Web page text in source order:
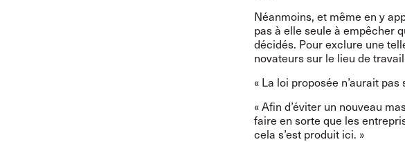
Néanmoins, et même en y
pas à elle seule à empêcher
décidés. Pour exclure une
novateurs sur le lieu de
« La loi proposée n’aurait
« Afin d’éviter un nouveau
faire en sorte que les
cela s’est produit ici. »